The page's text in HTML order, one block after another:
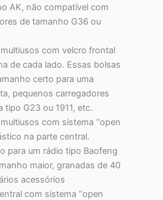
AK, não compatível com
de tamanho G36 ou
com velcro frontal
de cada lado. Essas bolsas
certo para uma
pequenos carregadores
tipo G23 ou 1911, etc.
com sistema “open
na parte central.
para um rádio tipo Baofeng
maior, granadas de 40
acessórios
com sistema “open